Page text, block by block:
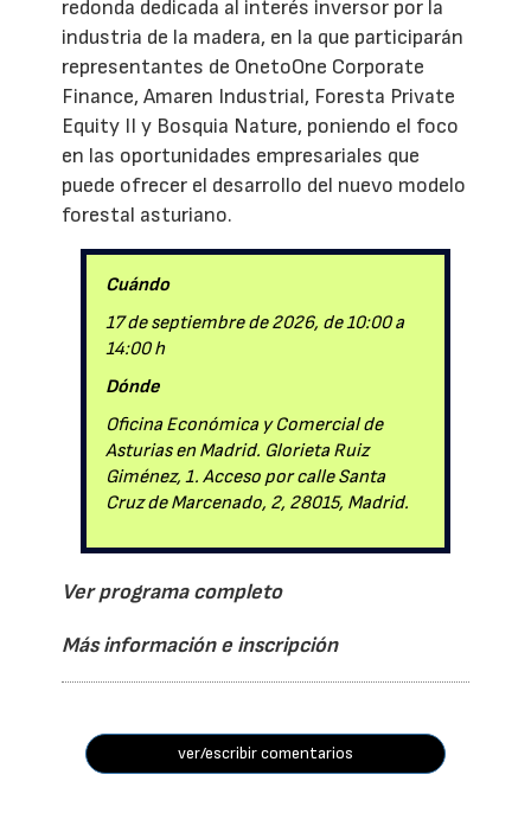
redonda dedicada al interés inversor por la
industria de la madera, en la que participarán
representantes de OnetoOne Corporate
Finance, Amaren Industrial, Foresta Private
Equity II y Bosquia Nature, poniendo el foco
en las oportunidades empresariales que
puede ofrecer el desarrollo del nuevo modelo
forestal asturiano.
Cuándo
17 de septiembre de 2026, de 10:00 a
14:00 h
Dónde
Oficina Económica y Comercial de
Asturias en Madrid. Glorieta Ruiz
Giménez, 1. Acceso por calle Santa
Cruz de Marcenado, 2, 28015, Madrid.
Ver programa completo
Más información e inscripción
ver/escribir comentarios